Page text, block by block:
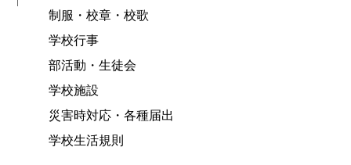
制服・校章・校歌
学校行事
部活動・生徒会
学校施設
災害時対応・各種届出
学校生活規則